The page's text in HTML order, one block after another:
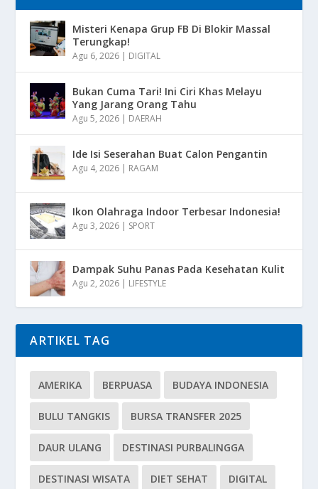
Misteri Kenapa Grup FB Di Blokir Massal
Terungkap!
Agu 6, 2026 | DIGITAL
Bukan Cuma Tari! Ini Ciri Khas Melayu
Yang Jarang Orang Tahu
Agu 5, 2026 | DAERAH
Ide Isi Seserahan Buat Calon Pengantin
Agu 4, 2026 | RAGAM
Ikon Olahraga Indoor Terbesar Indonesia!
Agu 3, 2026 | SPORT
Dampak Suhu Panas Pada Kesehatan Kulit
Agu 2, 2026 | LIFESTYLE
ARTIKEL TAG
AMERIKA BERPUASA BUDAYA INDONESIA
BULU TANGKIS BURSA TRANSFER 2025
DAUR ULANG DESTINASI PURBALINGGA
DESTINASI WISATA DIET SEHAT DIGITAL